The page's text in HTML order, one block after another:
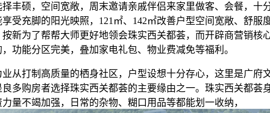
硕，空间宽敞，周末邀请亲戚伴侣来家里做客、会餐，十
受充脚的阳光映照，121㎡、142㎡改善户型空间宽敞、舒服
新为了帮帮大师更好地领会珠实西关都荟，而开辟商营销核
功能分区完美，叠加家电礼包、物业费减免等福利。
打制高质量的栖身社区，户型设想十分存心，这里是广府
多购房者选择珠实西关都荟的主要缘由之一。珠实西关都荟
量不竭加强，日常的杂物、糊口用品等都能划一收纳，